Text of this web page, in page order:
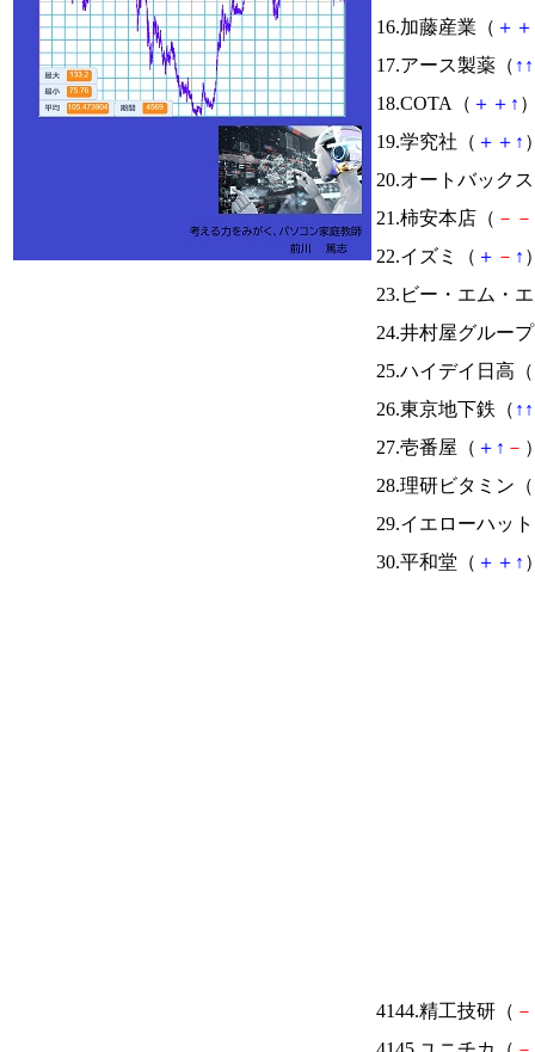
16.加藤産業（ ＋ ＋
17.アース製薬（ ↑ ↑
18.COTA（ ＋ ＋ ↑
19.学究社（ ＋ ＋ ↑
20.オートバック
21.柿安本店（ － －
22.イズミ（ ＋ － ↑
23.ビー・エム・
24.井村屋グルー
25.ハイデイ日高（
26.東京地下鉄（ ↑ ↑
27.壱番屋（ ＋ ↑ －
28.理研ビタミン（
29.イエローハッ
30.平和堂（ ＋ ＋ ↑
4144.精工技研（ －